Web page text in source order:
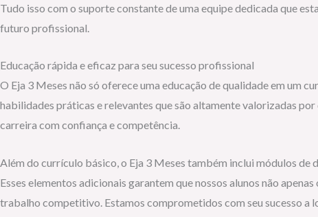
Tudo isso com o suporte constante de uma equipe dedicada que
futuro profissional.
Educação rápida e eficaz para seu sucesso profissional
O Eja 3 Meses não só oferece uma educação de qualidade em um
habilidades práticas e relevantes que são altamente valorizadas
carreira com confiança e competência.
Além do currículo básico, o Eja 3 Meses também inclui módulos
Esses elementos adicionais garantem que nossos alunos não
trabalho competitivo. Estamos comprometidos com seu sucesso a